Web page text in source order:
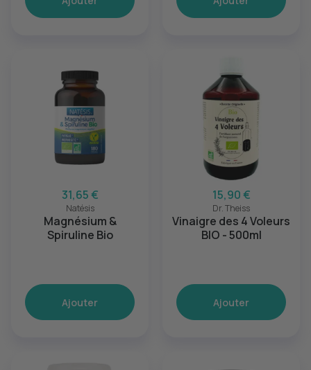
31,65 €
Natésis
Magnésium &
Spiruline Bio
Ajouter
15,90 €
Dr. Theiss
Vinaigre des 4 Voleurs
BIO - 500ml
Ajouter